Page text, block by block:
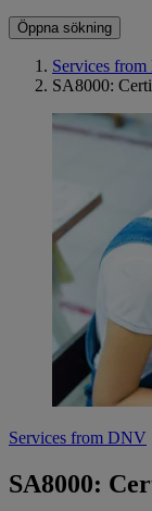
Öppna sökning
Services
SA8000:
Services from DNV
SA8000: